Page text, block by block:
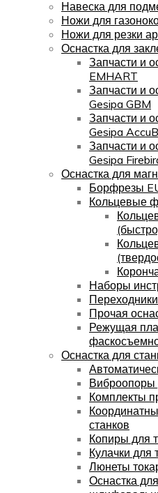
Навеска для
Ножи для
Ножи для резки
Оснастка для
Запчасти и
EMHART
Запчасти и
Gesipa GBM
Запчасти и
Gesipa
Запчасти и
Gesipa
Оснастка для
Борфрезы
Кольцевые
Наборы
Прочая
Режущая
Оснастка для
Виброопоры
Комплекты
станков
Копиры для
Кулачки для
Люнеты
Оснастка